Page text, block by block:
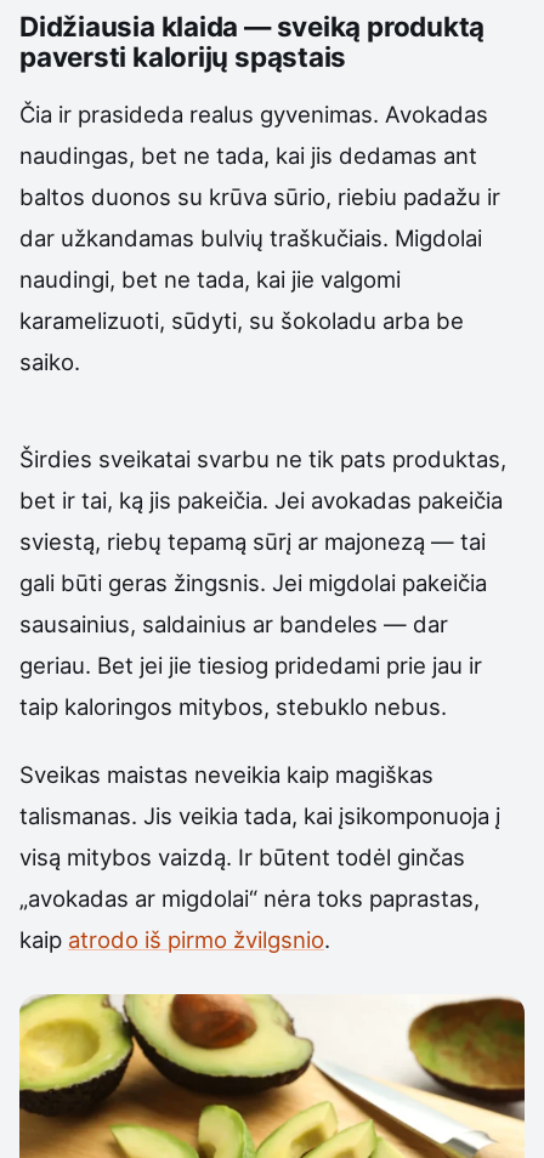
Didžiausia klaida — sveiką produktą
paversti kalorijų spąstais
Čia ir prasideda realus gyvenimas. Avokadas
naudingas, bet ne tada, kai jis dedamas ant
baltos duonos su krūva sūrio, riebiu padažu ir
dar užkandamas bulvių traškučiais. Migdolai
naudingi, bet ne tada, kai jie valgomi
karamelizuoti, sūdyti, su šokoladu arba be
saiko.
Širdies sveikatai svarbu ne tik pats produktas,
bet ir tai, ką jis pakeičia. Jei avokadas pakeičia
sviestą, riebų tepamą sūrį ar majonezą — tai
gali būti geras žingsnis. Jei migdolai pakeičia
sausainius, saldainius ar bandeles — dar
geriau. Bet jei jie tiesiog pridedami prie jau ir
taip kaloringos mitybos, stebuklo nebus.
Sveikas maistas neveikia kaip magiškas
talismanas. Jis veikia tada, kai įsikomponuoja į
visą mitybos vaizdą. Ir būtent todėl ginčas
„avokadas ar migdolai“ nėra toks paprastas,
kaip atrodo iš pirmo žvilgsnio.